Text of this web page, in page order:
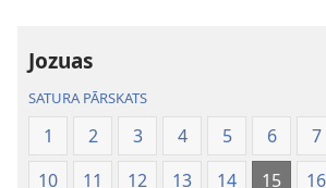
Jozuas
SATURA PĀRSKATS
1 2 3 4 5 6 7
10
11 12 13 14 15 16